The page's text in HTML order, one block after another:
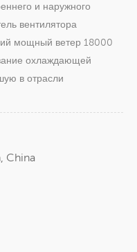
и наружного
вентилятора
мощный ветер 18000
охлаждающей
в отрасли
China